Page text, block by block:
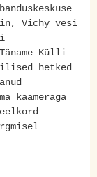
Vichy vesi
Külli
hetked
kaameraga